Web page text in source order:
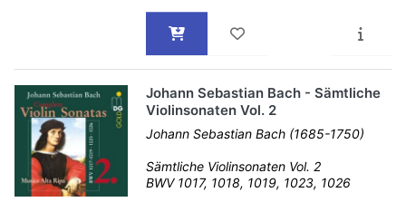
Johann Sebastian Bach - Sämtliche
Violinsonaten Vol. 2
Johann Sebastian Bach (1685-1750)
Sämtliche Violinsonaten Vol. 2
BWV 1017, 1018, 1019, 1023, 1026